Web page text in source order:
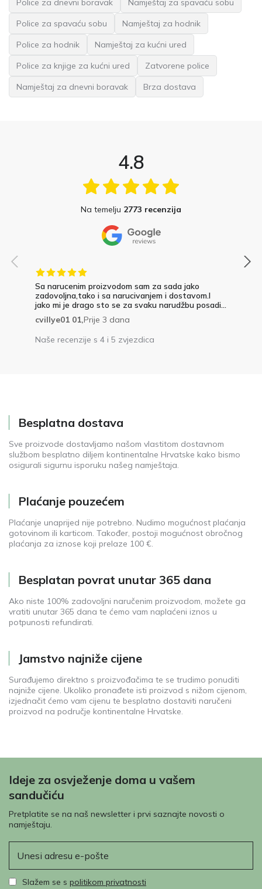
Police za dnevni boravak
Namještaj za spavaću sobu
Police za spavaću sobu
Namještaj za hodnik
Police za hodnik
Namještaj za kućni ured
Police za knjige za kućni ured
Zatvorene police
Namještaj za dnevni boravak
Brza dostava
4.8
Na temelju 2773 recenzija
Sa narucenim proizvodom sam za sada jako
zadovoljna,tako i sa narucivanjem i dostavom.I
jako mi je drago sto se za svaku narudžbu posadi...
cvillye01 01,Prije 3 dana
Naše recenzije s 4 i 5 zvjezdica
Besplatna dostava
Sve proizvode dostavljamo našom vlastitom dostavnom
službom besplatno diljem kontinentalne Hrvatske kako bismo
osigurali sigurnu isporuku našeg namještaja.
Plaćanje pouzećem
Plaćanje unaprijed nije potrebno. Nudimo mogućnost plaćanja
gotovinom ili karticom. Također, postoji mogućnost obročnog
plaćanja za iznose koji prelaze 100 €.
Besplatan povrat unutar 365 dana
Ako niste 100% zadovoljni naručenim proizvodom, možete ga
vratiti unutar 365 dana te ćemo vam naplaćeni iznos u
potpunosti refundirati.
Jamstvo najniže cijene
Surađujemo direktno s proizvođačima te se trudimo ponuditi
najniže cijene. Ukoliko pronađete isti proizvod s nižom cijenom,
izjednačit ćemo vam cijenu te besplatno dostaviti naručeni
proizvod na područje kontinentalne Hrvatske.
Ideje za osvježenje doma u vašem
sandučiću
Pretplatite se na naš newsletter i prvi saznajte novosti o
namještaju.
Slažem se s politikom privatnosti